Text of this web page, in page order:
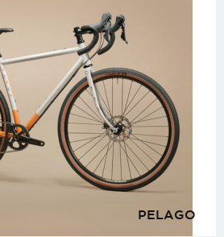
PELAGO